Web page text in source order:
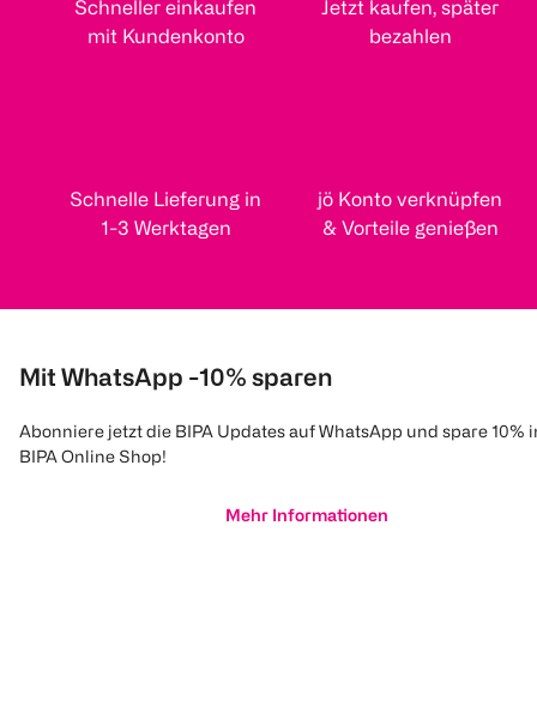
Schneller einkaufen
mit Kundenkonto
Jetzt kaufen, später
bezahlen
Schnelle Lieferung in
1-3 Werktagen
jö Konto verknüpfen
& Vorteile genießen
Mit WhatsApp -10% sparen
Abonniere jetzt die BIPA Updates auf WhatsApp und spare 10%
BIPA Online Shop!
Mehr Informationen